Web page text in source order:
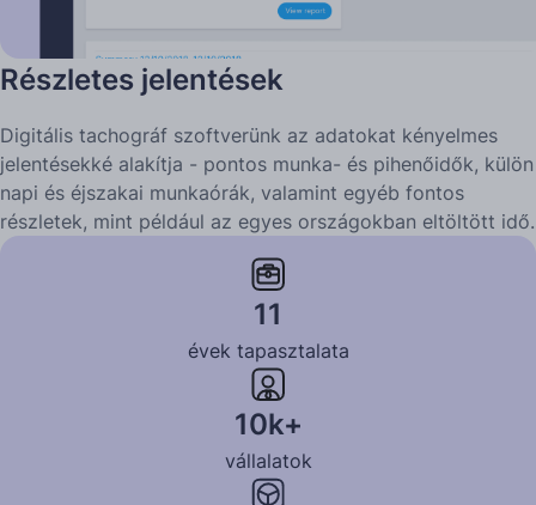
Részletes jelentések
Digitális tachográf szoftverünk az adatokat kényelmes
jelentésekké alakítja - pontos munka- és pihenőidők, külön
napi és éjszakai munkaórák, valamint egyéb fontos
részletek, mint például az egyes országokban eltöltött idő.
11
évek tapasztalata
10k+
vállalatok